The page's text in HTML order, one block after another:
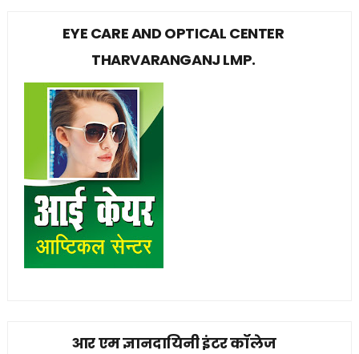
EYE CARE AND OPTICAL CENTER
THARVARANGANJ LMP.
आर एम ज्ञानदायिनी इंटर कॉलेज